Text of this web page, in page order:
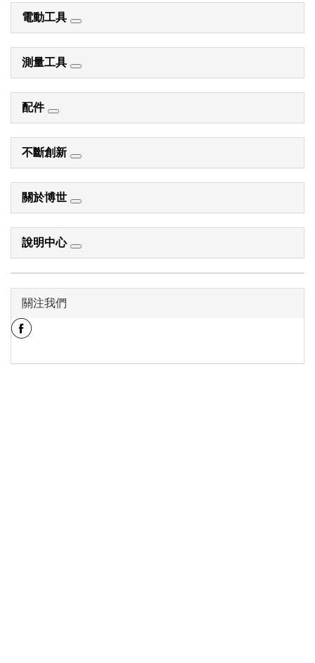
電動工具
測量工具
配件
不斷創新
關於博世
說明中心
關注我們